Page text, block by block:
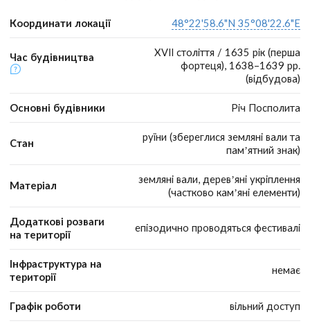
Координати локації 48°22'58.6"N 35°08'22.6"E
Час будівництва
XVII століття / 1635 рік (перша
фортеця), 1638–1639 рр.
(відбудова)
Основні будівники Річ Посполита
Стан
руїни (збереглися земляні вали та
пам’ятний знак)
Матеріал
земляні вали, дерев’яні укріплення
(частково кам’яні елементи)
Додаткові розваги
на території
епізодично проводяться фестивалі
Інфраструктура на
території
немає
Графік роботи вільний доступ